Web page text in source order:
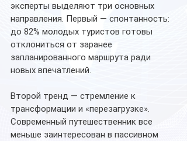
эксперты выделяют три основных
направления. Первый — спонтанность:
до 82% молодых туристов готовы
отклониться от заранее
запланированного маршрута ради
новых впечатлений.
Второй тренд — стремление к
трансформации и «перезагрузке».
Современный путешественник все
меньше заинтересован в пассивном